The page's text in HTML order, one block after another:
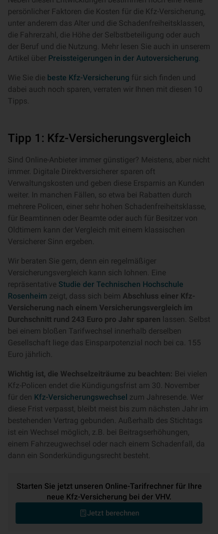
persönlicher Faktoren die Kosten für die Kfz-Versicherung,
unter anderem das Alter und die Schadenfreiheitsklassen,
die Fahrerzahl, die Höhe der Selbstbeteiligung oder auch
der Beruf und die Nutzung. Mehr lesen Sie auch in unserem
Artikel über Preissteigerungen in der Autoversicherung
Wie Sie die beste Kfz-Versicherung für sich finden und
dabei auch noch sparen, verraten wir Ihnen mit diesen 10
Tipps.
Tipp 1: Kfz-Versicherungsvergleich
Sind Online-Anbieter immer günstiger? Meistens, aber nicht
immer. Digitale Direktversicherer sparen oft
Verwaltungskosten und geben diese Ersparnis an Kunden
weiter. In manchen Fällen, so etwa bei Rabatten durch
mehrere Policen, einer sehr hohen Schadenfreiheitsklasse,
für Beamtinnen oder Beamte oder auch für Besitzer von
Oldtimern kann der Vergleich mit einem klassischen
Versicherer Sinn ergeben.
Wir beraten Sie gern, denn ein regelmäßiger
Versicherungsvergleich kann sich lohnen. Eine
repräsentative Studie der Technischen Hochschule
Rosenheim zeigt, dass sich beim Abschluss einer Kfz-
Versicherung nach einem Versicherungsvergleich im
Durchschnitt rund 243 Euro pro Jahr sparen lassen. Selbst
bei einem bloßen Tarifwechsel innerhalb derselben
Gesellschaft liege das Einsparpotenzial noch bei ca. 155
Euro jährlich.
Wichtig ist, die Wechselzeiträume zu beachten: Bei vielen
Kfz-Policen endet die Kündigungsfrist am 30. November
für den Kfz-Versicherungswechsel zum Jahresende. Wer
diese Frist verpasst, bleibt meist bis zum nächsten Jahr im
bestehenden Vertrag gebunden. Außerhalb des Stichtags
ist ein Wechsel möglich, z.B. bei Beitragserhöhungen,
einem Fahrzeugwechsel oder nach einem Schadenfall, da
dann ein Sonderkündigungsrecht besteht.
Starten Sie jetzt unseren Online-Tarifrechner für Ihre
neue Kfz-Versicherung bei der VHV.
Jetzt berechnen